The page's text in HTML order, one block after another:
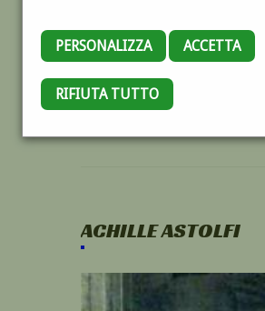
PERSONALIZZA ACCETTA
RIFIUTA TUTTO
ACHILLE ASTOLFI